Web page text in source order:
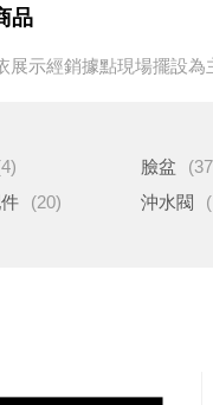
品
展示經銷據點現場擺設為
臉盆
(20) 沖水閥